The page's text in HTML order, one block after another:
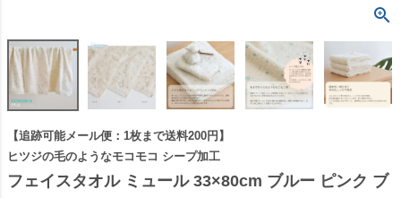
【追跡可能メール便：1枚まで送料200円】
ヒツジの毛のようなモコモコ シープ加工
フェイスタオル ミュール 33×80cm ブルー ピンク ブ